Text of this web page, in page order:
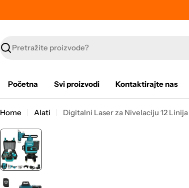
Search
Početna Svi proizvodi Kontaktirajte nas
Home Alati Digitalni Laser za Nivelaciju 12